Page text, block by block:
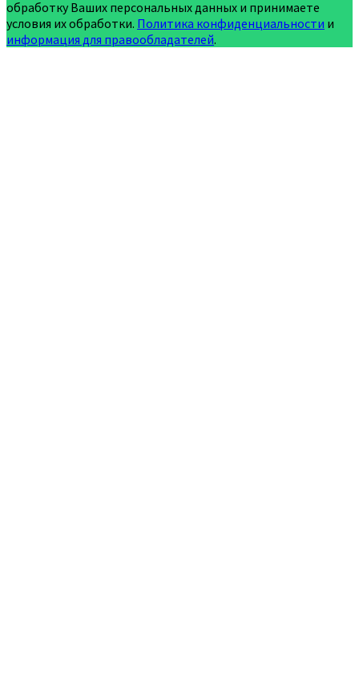
обработку Ваших персональных данных и принимаете
условия их обработки. Политика конфиденциальности и
информация для правообладателей.